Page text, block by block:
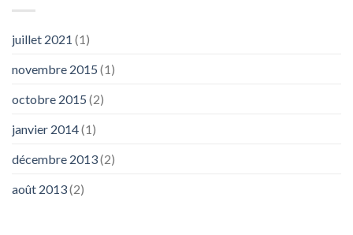
juillet 2021 (1)
novembre 2015 (1)
octobre 2015 (2)
janvier 2014(1)
décembre 2013(2)
août 2013(2)